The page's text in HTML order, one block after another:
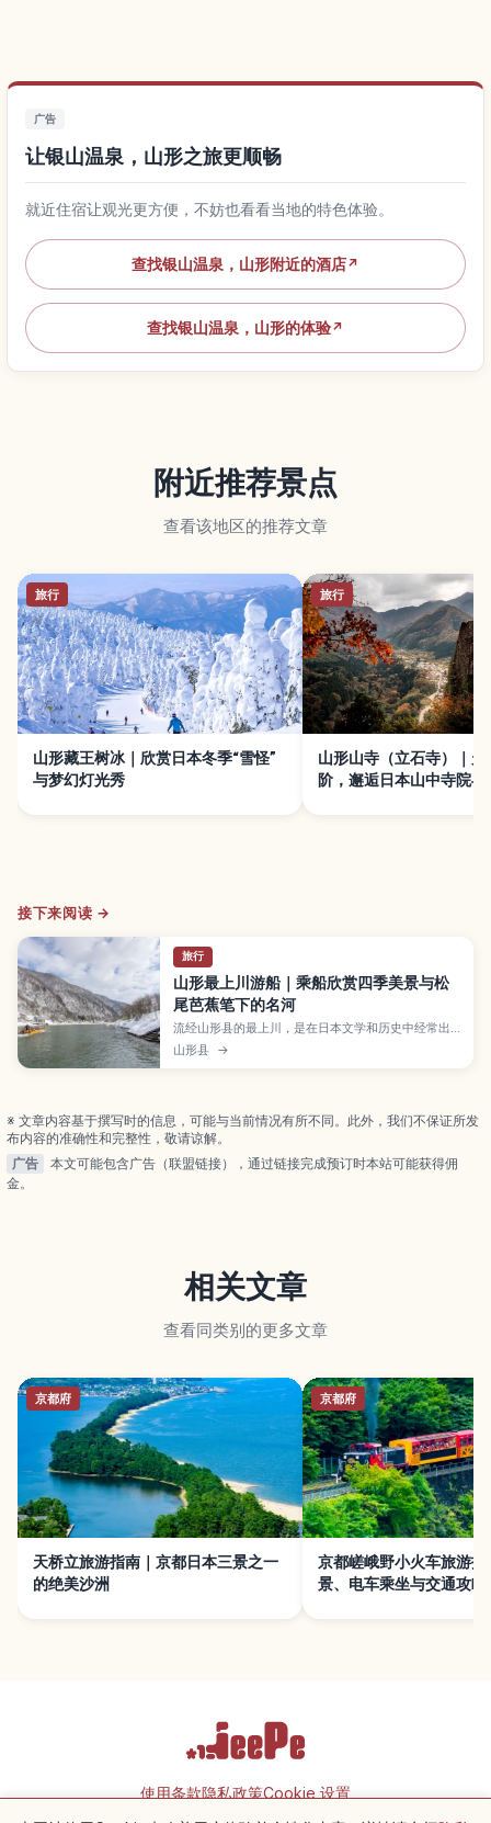
广告
让银山温泉，山形之旅更顺畅
就近住宿让观光更方便，不妨也看看当地的特色体验。
查找银山温泉，山形附近的酒店↗
查找银山温泉，山形的体验↗
附近推荐景点
查看该地区的推荐文章
旅行
山形藏王树冰｜欣赏日本冬季“雪怪”
与梦幻灯光秀
旅行
山形山寺（立石寺）｜走
阶，邂逅日本山中寺院与
接下来阅读 →
旅行
山形最上川游船｜乘船欣赏四季美景与松
尾芭蕉笔下的名河
流经山形县的最上川，是在日本文学和历史中经常出
现的著名河流，而“最上川游船”则让旅客能轻松顺流
而下，欣赏两岸随四季变化的风景。本文介绍春季樱
与预约要点。
山形县 →
※ 文章内容基于撰写时的信息，可能与当前情况有所不同。此外，我们不保证所发
布内容的准确性和完整性，敬请谅解。
广告
本文可能包含广告（联盟链接），通过链接完成预订时本站可能获得佣
金。
相关文章
查看同类别的更多文章
京都府
天桥立旅游指南｜京都日本三景之一
的绝美沙洲
京都府
京都嵯峨野小火车旅游指
景、电车乘坐与交通攻略
使用条款隐私政策Cookie 设置